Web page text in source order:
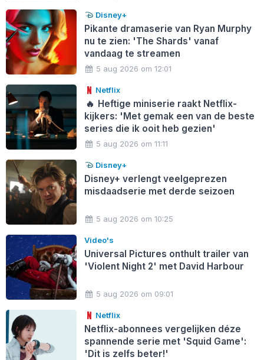
Disney+
Pikante dramaserie van Ryan Murphy
nu te zien: 'The Shards' vanaf
vandaag te streamen
5 aug 2026 om 12:01
Netflix
🔥 Heftige miniserie raakt Netflix-
kijkers: 'Met gemak een van de beste
series die ik ooit heb gezien'
5 aug 2026 om 11:11
Disney+
Disney+ verlengt veelgeprezen
misdaadserie met derde seizoen
5 aug 2026 om 10:25
Video's
Universal Pictures onthult trailer van
'Violent Night 2' met David Harbour
5 aug 2026 om 09:01
Netflix
Netflix-abonnees vergelijken déze
spannende serie met 'Squid Game':
'Dit is zelfs beter!'